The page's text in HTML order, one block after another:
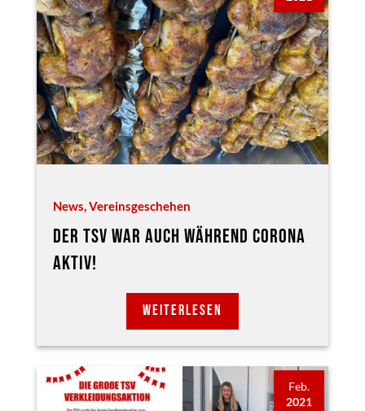
News,Vereinsgeschehen
DER TSV WAR AUCH WÄHREND CORONA
AKTIV!
WEITERLESEN
Feb.
2021